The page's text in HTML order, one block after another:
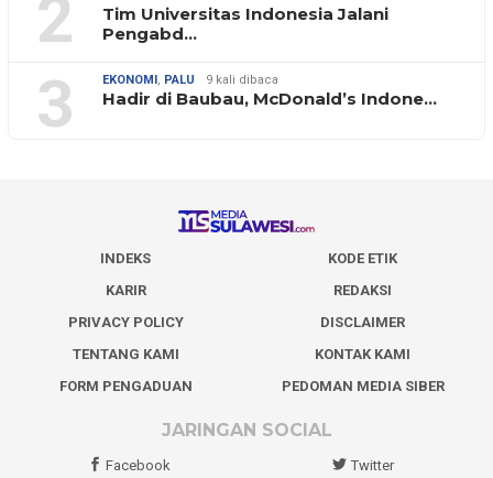
2
Tim Universitas Indonesia Jalani
Pengabd…
3 EKONOMI PALU 9 kali dibaca
Hadir di Baubau, McDonald’s Indone…
INDEKS
KODE ETIK
KARIR
REDAKSI
PRIVACY POLICY
DISCLAIMER
TENTANG KAMI
KONTAK KAMI
FORM PENGADUAN
PEDOMAN MEDIA SIBER
JARINGAN SOCIAL
Facebook Twitter